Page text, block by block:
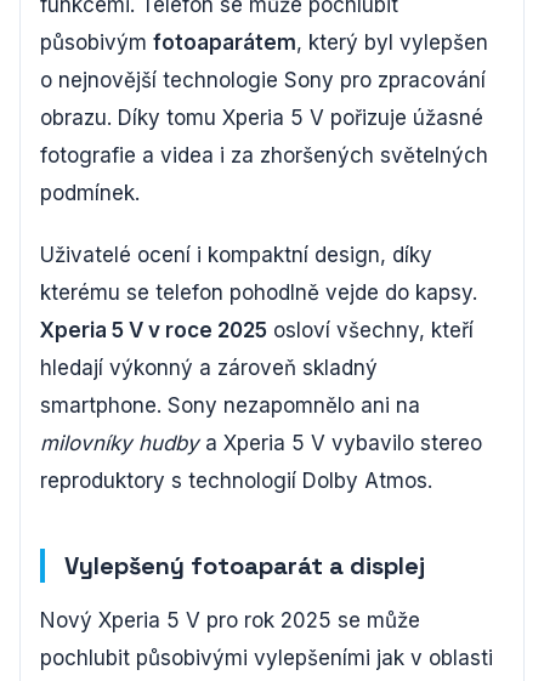
působivým fotoaparátem, který byl vylepšen
o nejnovější technologie Sony pro zpracování
obrazu. Díky tomu Xperia 5 V pořizuje úžasné
fotografie a videa i za zhoršených světelných
podmínek.
Uživatelé ocení i kompaktní design, díky
kterému se telefon pohodlně vejde do kapsy.
Xperia 5 V v roce 2025 osloví všechny, kteří
hledají výkonný a zároveň skladný
smartphone. Sony nezapomnělo ani na
milovníky hudbya Xperia 5 V vybavilo stereo
reproduktory s technologií Dolby Atmos.
Vylepšený fotoaparát a displej
Nový Xperia 5 V pro rok 2025 se může
pochlubit působivými vylepšeními jak v oblasti